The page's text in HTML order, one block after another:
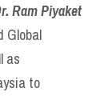
Ram Piyaket
Global
as
to